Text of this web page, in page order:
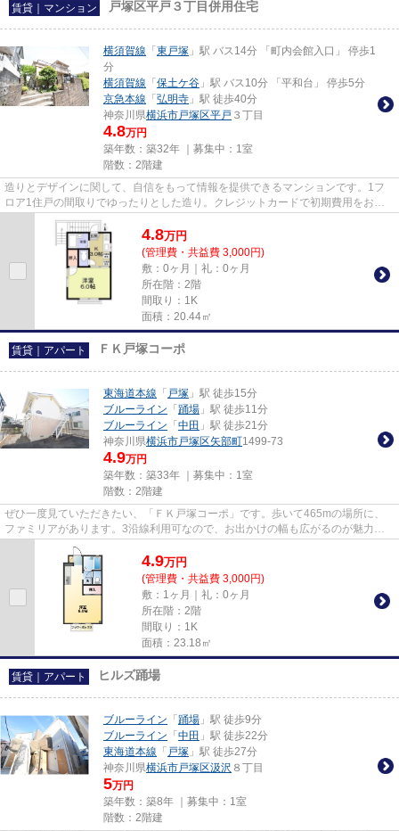
賃貸｜マンション 戸塚区平戸３丁目併用住宅
横須賀線 「 東戸塚 」駅 バス14分 「町内会館入口」 停歩1
分
横須賀線 「 保土ケ谷 」駅 バス10分 「平和台」 停歩5分
京急本線 「 弘明寺 」駅 徒歩40分
神奈川県横浜市戸塚区平戸 ３丁目
4.8万円
築年数：築32年 ｜募集中： 1室
階数：2階建
造りとデザインに関して、自信をもって情報を提供できるマンションです。1フ
ロア1住戸の間取りでゆったりとした造り。クレジットカードで初期費用をお支
払いいただける物件です。陽当...
4.8万円
(管理費・共益費 3,000円)
敷：0ヶ月｜礼：0ヶ月
所在階：2階
間取り：1K
面積：20.44㎡
賃貸｜アパート ＦＫ戸塚コーポ
東海道本線 「 戸塚 」駅 徒歩15分
ブルーライン 「 踊場 」駅 徒歩11分
ブルーライン 「 中田 」駅 徒歩21分
神奈川県横浜市戸塚区矢部町1499-73
4.9万円
築年数：築33年 ｜募集中： 1室
階数：2階建
ぜひ一度見ていただきたい、「ＦＫ戸塚コーポ」です。歩いて465mの場所に、
ファミリアがあります。3沿線利用可なので、お出かけの幅も広がるのが魅力で
す。この物件は窓からの陽当りも...
4.9万円
(管理費・共益費 3,000円)
敷：1ヶ月｜礼：0ヶ月
所在階：2階
間取り：1K
面積：23.18㎡
賃貸｜アパート ヒルズ踊場
ブルーライン 「 踊場 」駅 徒歩9分
ブルーライン 「 中田 」駅 徒歩22分
東海道本線 「 戸塚 」駅 徒歩27分
神奈川県横浜市戸塚区汲沢 ８丁目
5万円
築年数：築8年 ｜募集中： 1室
階数：2階建